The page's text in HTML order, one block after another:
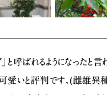
」と呼ばれるようになった
可愛いと評判です｡(雌雄